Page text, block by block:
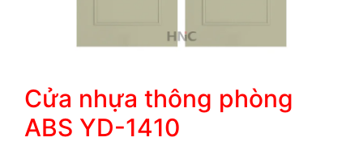
Cửa nhựa thông phòng
ABS YD-1410